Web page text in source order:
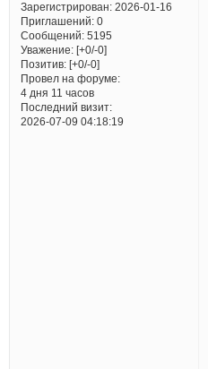
Зарегистрирован: 2026-01-16
Приглашений:0
Сообщений:5195
Уважение: [+0/-0]
Позитив: [+0/-0]
Провел на форуме:
4 дня 11 часов
Последний визит:
2026-07-09 04:18:19